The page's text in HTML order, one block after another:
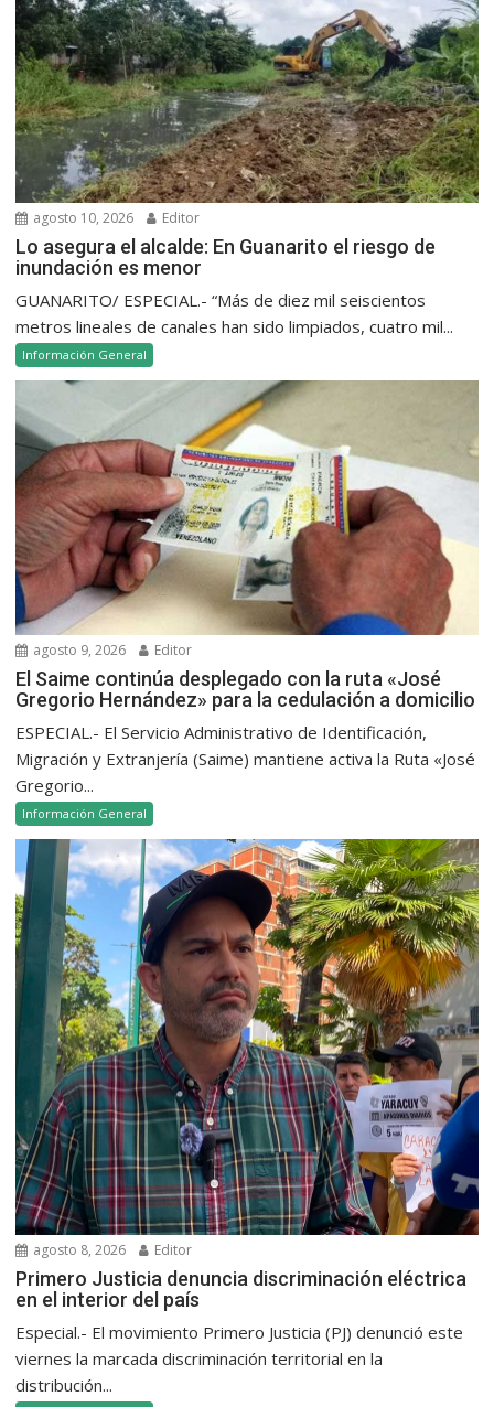
agosto 10, 2026 Editor
Lo asegura el alcalde: En Guanarito el riesgo de
inundación es menor
GUANARITO/ ESPECIAL.- “Más de diez mil seiscientos
metros lineales de canales han sido limpiados, cuatro mil...
Información General
agosto 9, 2026 Editor
El Saime continúa desplegado con la ruta «José
Gregorio Hernández» para la cedulación a domicilio
ESPECIAL.- El Servicio Administrativo de Identificación,
Migración y Extranjería (Saime) mantiene activa la Ruta «José
Gregorio...
Información General
agosto 8, 2026 Editor
Primero Justicia denuncia discriminación eléctrica
en el interior del país
Especial.- El movimiento Primero Justicia (PJ) denunció este
viernes la marcada discriminación territorial en la
distribución...